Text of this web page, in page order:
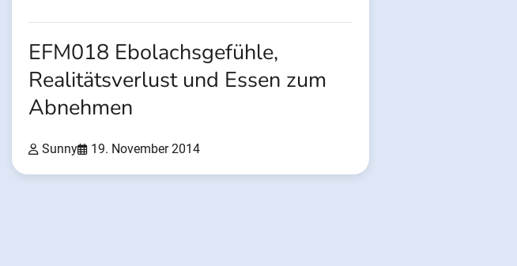
EFM018 Ebolachsgefühle,
Realitätsverlust und Essen zum
Abnehmen
Sunny 19. November 2014